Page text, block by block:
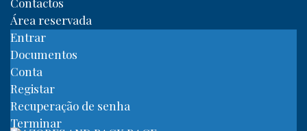
Área reservada
Entrar
Documentos
Conta
Registar
Recuperação de senha
Terminar